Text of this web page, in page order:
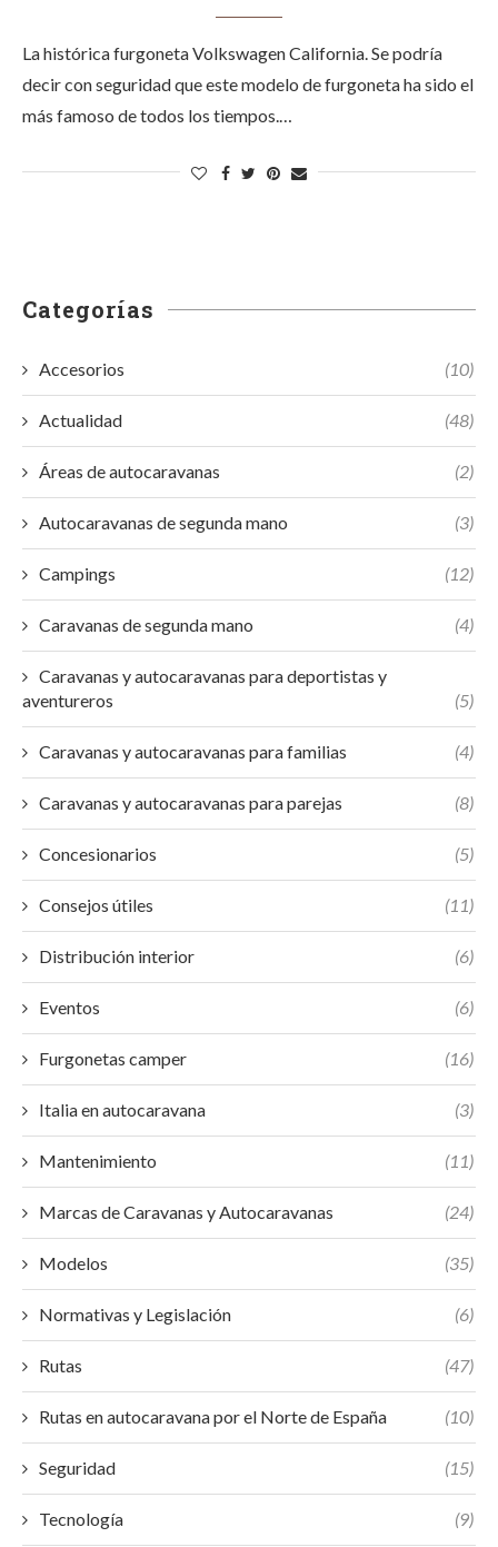
La histórica furgoneta Volkswagen California. Se podría
decir con seguridad que este modelo de furgoneta ha sido el
más famoso de todos los tiempos.…
Categorías
Accesorios (10)
Actualidad (48)
Áreas de autocaravanas (2)
Autocaravanas de segunda mano (3)
Campings (12)
Caravanas de segunda mano (4)
Caravanas y autocaravanas para deportistas y
aventureros
(5)
Caravanas y autocaravanas para familias (4)
Caravanas y autocaravanas para parejas (8)
Concesionarios (5)
Consejos útiles (11)
Distribución interior (6)
Eventos (6)
Furgonetas camper (16)
Italia en autocaravana (3)
Mantenimiento (11)
Marcas de Caravanas y Autocaravanas (24)
Modelos (35)
Normativas y Legislación (6)
Rutas (47)
Rutas en autocaravana por el Norte de España (10)
Seguridad (15)
Tecnología (9)